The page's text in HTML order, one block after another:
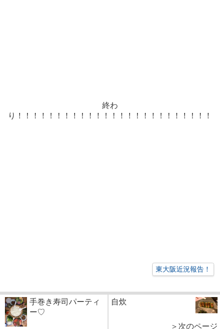
終わ
り！！！！！！！！！！！！！！！！！！！！！！！！！
東大阪近況報告！
手巻き寿司パーティ
ー♡
自炊
＞次のページ